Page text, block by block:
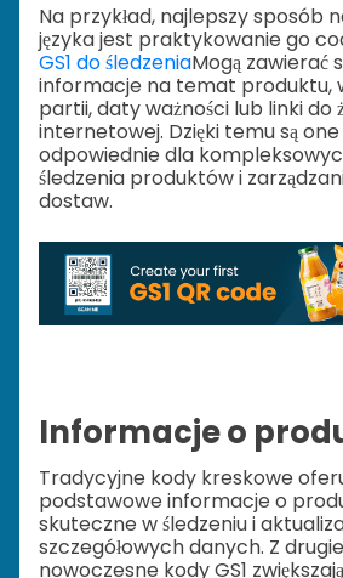
Na przykład, najlepszy sposób
języka jest praktykowanie go
GS1 do śledzeniaMogą zawierać
informacje na temat produktu,
partii, daty ważności lub linki do
internetowej. Dzięki temu są
odpowiednie dla
śledzenia produktów i
dostaw.
Informacje o
Tradycyjne kody kreskowe
podstawowe informacje o
skuteczne w śledzeniu i
szczegółowych danych. Z
nowoczesne kody GS1